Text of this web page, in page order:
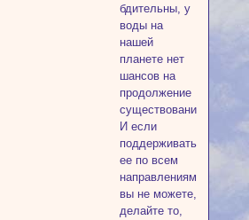
бдительны, у
воды на
нашей
планете нет
шансов на
продолжение
существования.
И если
поддерживать
ее по всем
направлениям
вы не можете,
делайте то,